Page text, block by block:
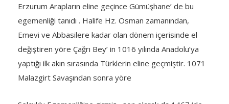
Erzurum Arapların eline geçince Gümüşhane’ de bu
egemenliği tanıdı . Halife Hz. Osman zamanından,
Emevi ve Abbasilere kadar olan dönem içerisinde el
değiştiren yöre Çağrı Bey’ in 1016 yılında Anadolu’ya
yaptığı ilk akın sırasında Türklerin eline geçmiştir. 1071
Malazgirt Savaşından sonra yöre